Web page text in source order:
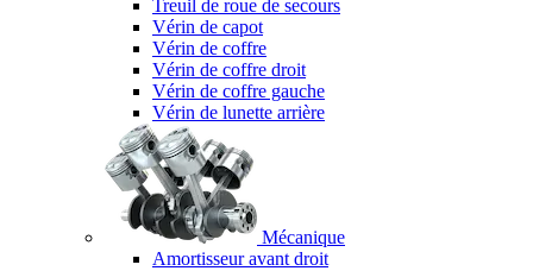
Treuil de roue de secours
Vérin de capot
Vérin de coffre
Vérin de coffre droit
Vérin de coffre gauche
Vérin de lunette arrière
Mécanique
Amortisseur avant droit